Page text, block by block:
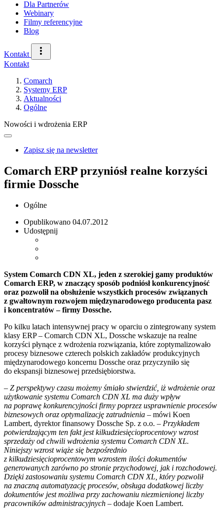
Dla Partnerów
Webinary
Filmy referencyjne
Blog
Kontakt
Kontakt
Comarch
Systemy ERP
Aktualności
Ogólne
Nowości i wdrożenia ERP
Zapisz się na newsletter
Comarch ERP przyniósł realne korzyści
firmie Dossche
Ogólne
Opublikowano 04.07.2012
Udostępnij
System Comarch CDN XL, jeden z szerokiej gamy produktów
Comarch ERP, w znaczący sposób podniósł konkurencyjność
oraz pozwolił na obsłużenie wszystkich procesów związanych
z gwałtownym rozwojem międzynarodowego producenta pasz
i koncentratów – firmy Dossche.
Po kilku latach intensywnej pracy w oparciu o zintegrowany system
klasy ERP – Comarch CDN XL, Dossche wskazuje na realne
korzyści płynące z wdrożenia rozwiązania, które zoptymalizowało
procesy biznesowe czterech polskich zakładów produkcyjnych
międzynarodowego koncernu Dossche oraz przyczyniło się
do ekspansji biznesowej przedsiębiorstwa.
– Z perspektywy czasu możemy śmiało stwierdzić, iż wdrożenie oraz
użytkowanie systemu Comarch CDN XL ma duży wpływ
na poprawę konkurencyjności firmy poprzez usprawnienie procesów
biznesowych oraz optymalizację zatrudnienia – mówi Koen
Lambert, dyrektor finansowy Dossche Sp. z o.o. – Przykładem
potwierdzającym ten fakt jest kilkudziesięcioprocentowy wzrost
sprzedaży od chwili wdrożenia systemu Comarch CDN XL.
Niniejszy wzrost wiąże się bezpośrednio
z kilkudziesięcioprocentowym wzrostem ilości dokumentów
generowanych zarówno po stronie przychodowej, jak i rozchodowej.
Dzięki zastosowaniu systemu Comarch CDN XL, który pozwolił
na znaczną automatyzację procesów, obsługa dodatkowej liczby
dokumentów jest możliwa przy zachowaniu niezmienionej liczby
pracowników administracyjnych – dodaje Koen Lambert.